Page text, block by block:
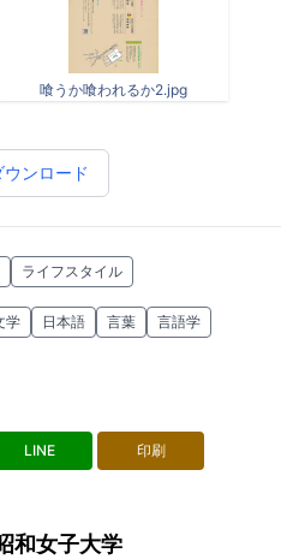
喰うか喰われるか2.jpg
ンロード
ライフスタイル
学 日本語 言葉 言語学
LINE 印刷
和女子大学